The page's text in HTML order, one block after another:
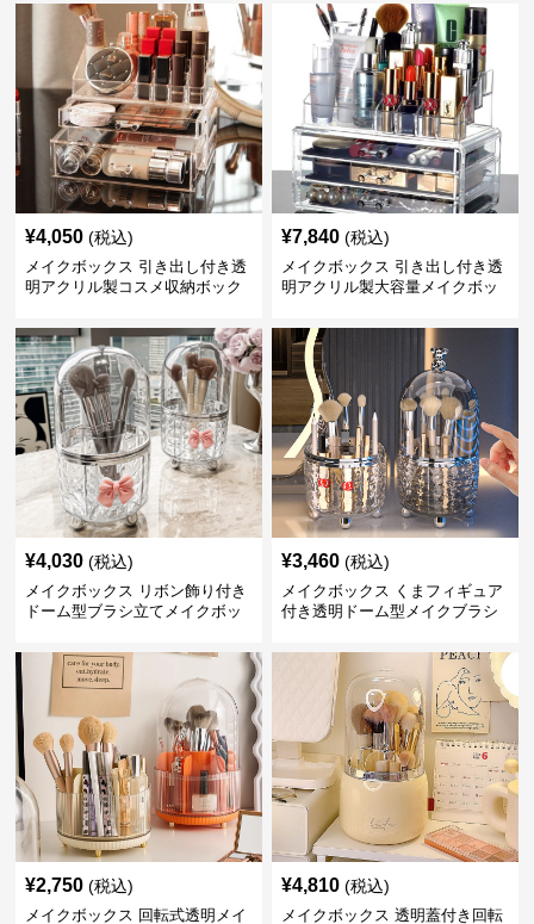
¥4,050 (税込)
メイクボックス 引き出し付き透
明アクリル製コスメ収納ボック
¥7,840 (税込)
メイクボックス 引き出し付き透
明アクリル製大容量メイクボッ
¥4,030 (税込)
メイクボックス リボン飾り付き
ドーム型ブラシ立てメイクボッ
¥3,460 (税込)
メイクボックス くまフィギュア
付き透明ドーム型メイクブラシ
¥2,750 (税込)
メイクボックス 回転式透明メイ
¥4,810 (税込)
メイクボックス 透明蓋付き回転